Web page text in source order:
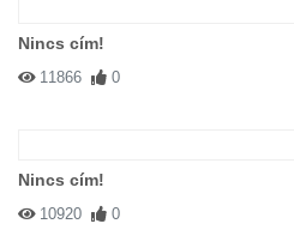
Nincs cím!
11866 0
Nincs cím!
10920 0